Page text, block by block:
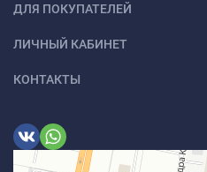
ДЛЯ ПОКУПАТЕЛЕЙ
ЛИЧНЫЙ КАБИНЕТ
КОНТАКТЫ